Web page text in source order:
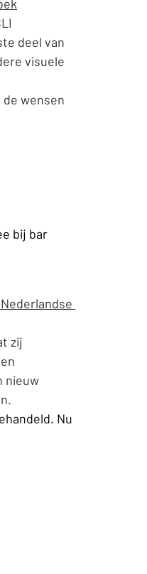
deel van
visuele
wensen
bij bar
zij
nieuw
Nu